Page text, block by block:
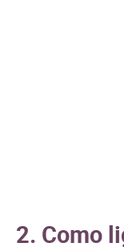
2. Como